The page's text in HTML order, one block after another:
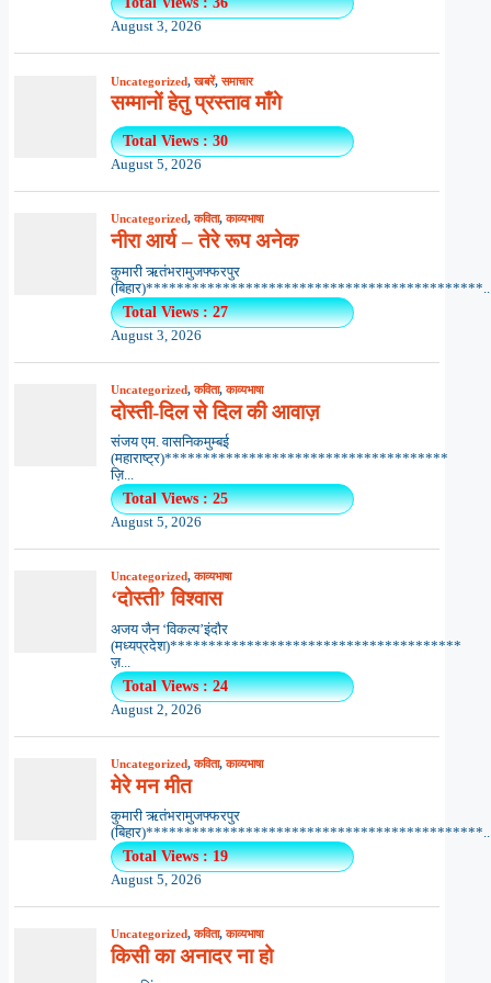
August 3, 2026
Uncategorized,खबरें,समाचार
सम्मानों हेतु प्रस्ताव माँगे
Total Views : 30
August 5, 2026
Uncategorized,कविता,काव्यभाषा
नीरा आर्य – तेरे रूप अनेक
कुमारी ऋतंभरामुजफ्फरपुर
Total Views : 27
August 3, 2026
Uncategorized,कविता,काव्यभाषा
दोस्ती-दिल से दिल की आवाज़
संजय एम. वासनिकमुम्बई
(महाराष्ट्र)*************************************
ज़ि...
Total Views : 25
August 5, 2026
Uncategorized,काव्यभाषा
‘दोस्ती’ विश्वास
अजय जैन ‘विकल्प’इंदौर
(मध्यप्रदेश)**************************************
ज़...
Total Views : 24
August 2, 2026
Uncategorized,कविता,काव्यभाषा
मेरे मन मीत
कुमारी ऋतंभरामुजफ्फरपुर
Total Views : 19
August 5, 2026
Uncategorized,कविता,काव्यभाषा
किसी का अनादर ना हो